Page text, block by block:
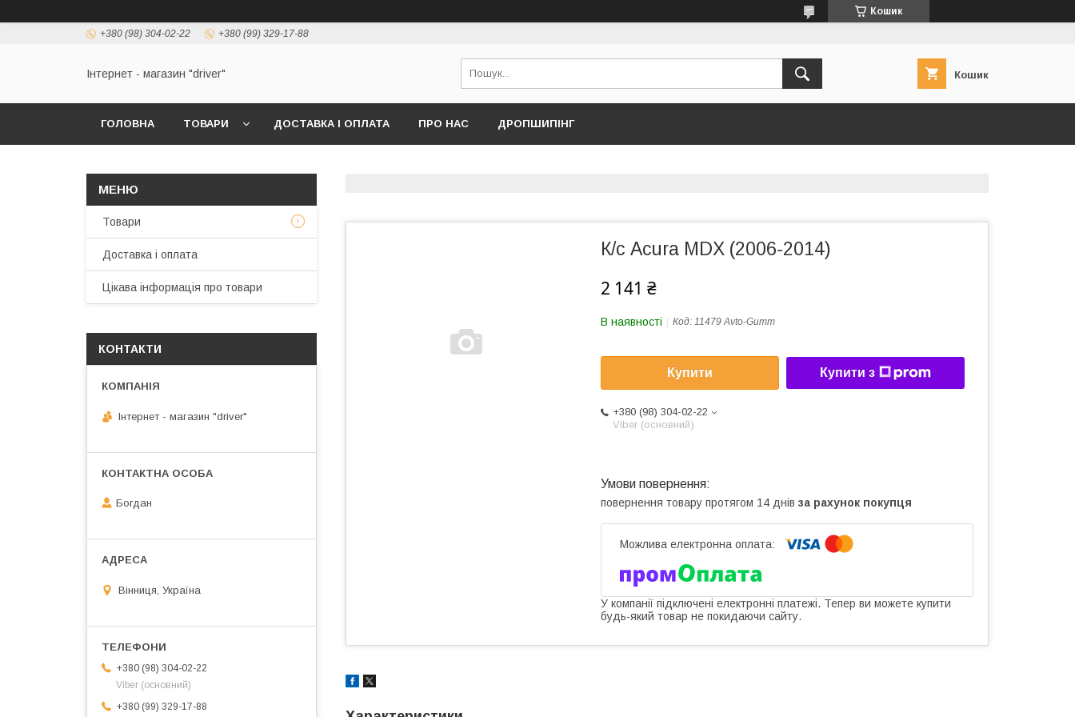
Кошик
+380 (98) 304-02-22 +380 (99) 329-17-88
Інтернет - магазин "driver" Кошик
ГОЛОВНА ТОВАРИ ДОСТАВКА І ОПЛАТА ПРО НАС ДРОПШИПІНГ
К/с Acura MDX (2006-2014)
2 141 ₴
В наявності Код: 11479 Avto-Gumm
Купити Купити з
+380 (98) 304-02-22
Viber (основний)
повернення товару протягом 14 днів за рахунок покупця
У компанії підключені електронні платежі. Тепер ви можете купити
будь-який товар не покидаючи сайту.
Товари
Доставка і оплата
Цікава інформація про товари
КОНТАКТИ
Інтернет - магазин "driver"
Богдан
Вінниця, Україна
+380 (98) 304-02-22
Viber (основний)
+380 (99) 329-17-88